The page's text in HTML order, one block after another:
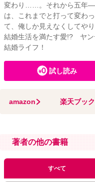
変わり……。それから五年
は、これまでと打って変わ
て、俺しか見えなくしてや
結婚生活を満たす愛!? ヤン
結婚ライフ！
試し読み
amazon 楽天ブッ
著者の他の書籍
すべて